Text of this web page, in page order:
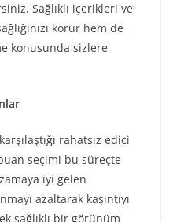
Sağlıklı içerikleri ve
korur hem de
konusunda sizlere
rahatsız edici
seçimi bu süreçte
iyi gelen
azaltarak kaşıntıyı
sağlıklı bir görünüm